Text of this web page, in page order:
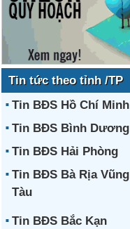
Tin tức theo tỉnh /TP
Tin BĐS Hồ Chí Minh
Tin BĐS Bình Dương
Tin BĐS Hải Phòng
Tin BĐS Bà Rịa Vũng
Tàu
Tin BĐS Bắc Kạn